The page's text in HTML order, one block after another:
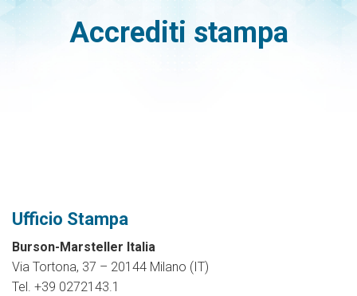
Accrediti stampa
Ufficio Stampa
Burson-Marsteller Italia
Via Tortona, 37 – 20144 Milano (IT)
Tel. +39 0272143.1